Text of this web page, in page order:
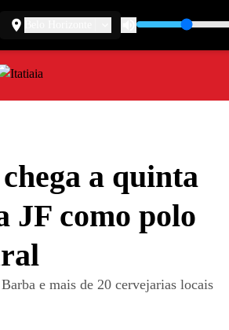
a quinta
JF como polo
e mais de 20 cervejarias locais